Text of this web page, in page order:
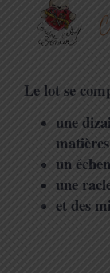
Le lot se
une
un
une
et des